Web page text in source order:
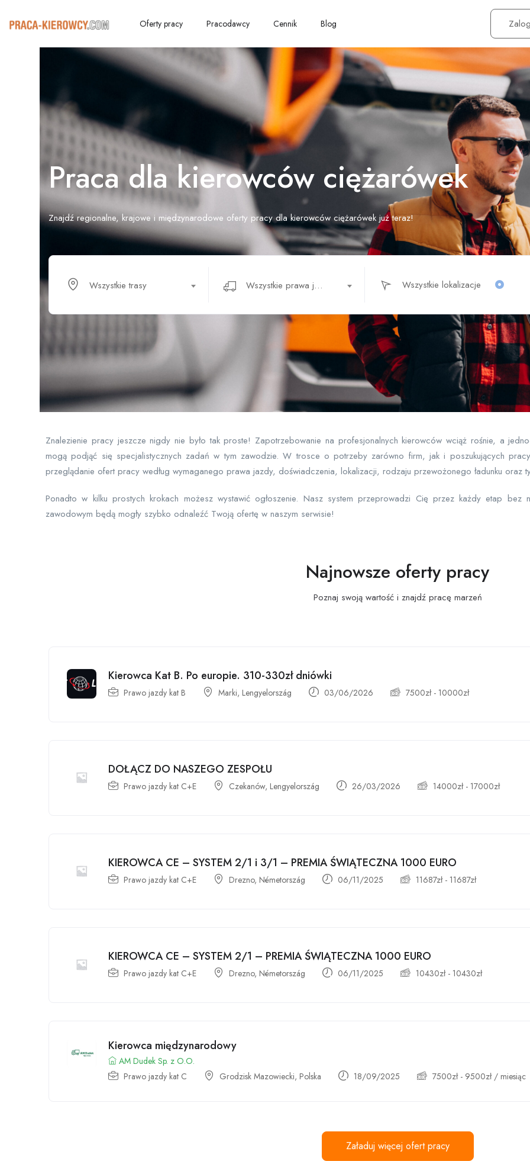
Oferty pracy Pracodawcy Cennik Blog
Praca dla kierowców ciężarówek
Znajdź regionalne, krajowe i międzynarodowe oferty pracy dla kierowców ciężarówek już teraz!
Wszystkie trasy Wszystkie prawa jazdy
Znalezienie pracy jeszcze nigdy nie było tak proste! Zapotrzebowanie na profesjonalnych kierowców wciąż rośnie, a
mogą podjąć się specjalistycznych zadań w tym zawodzie. W trosce o potrzeby zarówno firm, jak i poszukujących
przeglądanie ofert pracy według wymaganego prawa jazdy, doświadczenia, lokalizacji, rodzaju przewożonego ładunku oraz
Ponadto w kilku prostych krokach możesz wystawić ogłoszenie. Nasz system przeprowadzi Cię przez każdy etap bez
zawodowym będą mogły szybko odnaleźć Twoją ofertę w naszym serwisie!
Najnowsze oferty pracy
Poznaj swoją wartość i znajdź pracę marzeń
Kierowca Kat B. Po europie. 310-330zł dniówki
Prawo jazdy kat B Marki, Lengyelország 03/06/2026 7500zł- 10000zł
DOŁĄCZ DO NASZEGO ZESPOŁU
Prawo jazdy kat C+E Czekanów, Lengyelország 26/03/2026 14000zł- 17000zł
KIEROWCA CE – SYSTEM 2/1 i 3/1 – PREMIA ŚWIĄTECZNA 1000 EURO
Prawo jazdy kat C+E Drezno, Németország 06/11/2025 11687zł- 11687zł
KIEROWCA CE – SYSTEM 2/1 – PREMIA ŚWIĄTECZNA 1000 EURO
Prawo jazdy kat C+E Drezno, Németország 06/11/2025 10430zł- 10430zł
Kierowca międzynarodowy
AM Dudek Sp. z O.O.
Prawo jazdy kat C
Grodzisk Mazowiecki, Polska 18/09/2025 7500zł- 9500zł/ miesiąc
Załaduj więcej ofert pracy